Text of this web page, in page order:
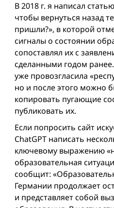
В 2018 г. я написал
чтобы вернуться назад
пришли?», в которой
сигналы о состоянии
сопоставлял их с
сделанными годом
уже провозгласила
но и после этого можно
копировать пугающие
публиковать их.
Если попросить сайт
ChatGPT написать
ключевому выражению
образовательная
сообщит:
Германии продолжает
и представляет собой